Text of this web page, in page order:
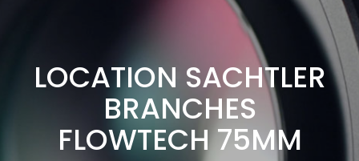
LOCATION SACHTLER
BRANCHES
FLOWTECH 75MM